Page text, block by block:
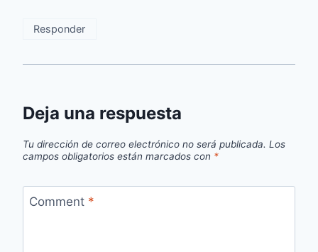
Responder
Deja una respuesta
Tu dirección de correo electrónico no será publicada. Los
campos obligatorios están marcados con *
Comment *